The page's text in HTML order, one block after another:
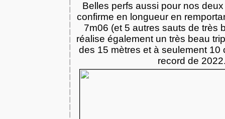
Belles perfs aussi pour nos
confirme en longueur en
7m06 (et 5 autres sauts de très
réalise également un très beau
des 15 mètres et à seulement 10
record de